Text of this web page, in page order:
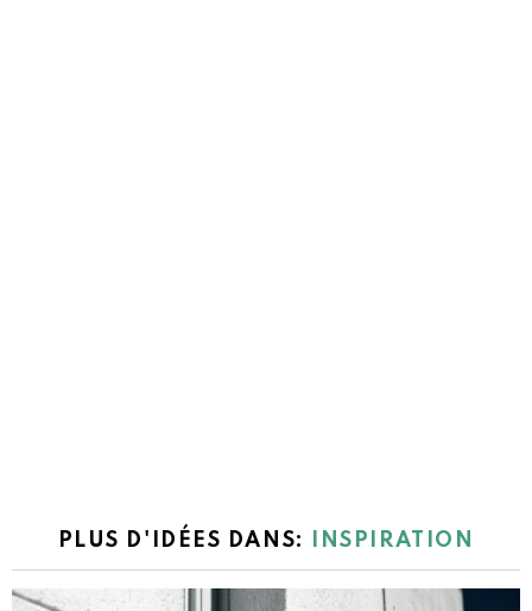
PLUS D'IDÉES DANS: INSPIRATION